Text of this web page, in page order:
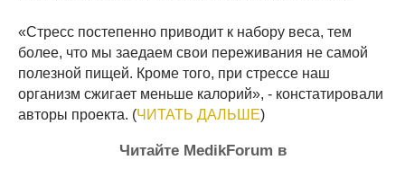
«Стресс постепенно приводит к набору веса, тем
более, что мы заедаем свои переживания не самой
полезной пищей. Кроме того, при стрессе наш
организм сжигает меньше калорий», - констатировали
авторы проекта. (ЧИТАТЬ ДАЛЬШЕ)
Читайте MedikForum в